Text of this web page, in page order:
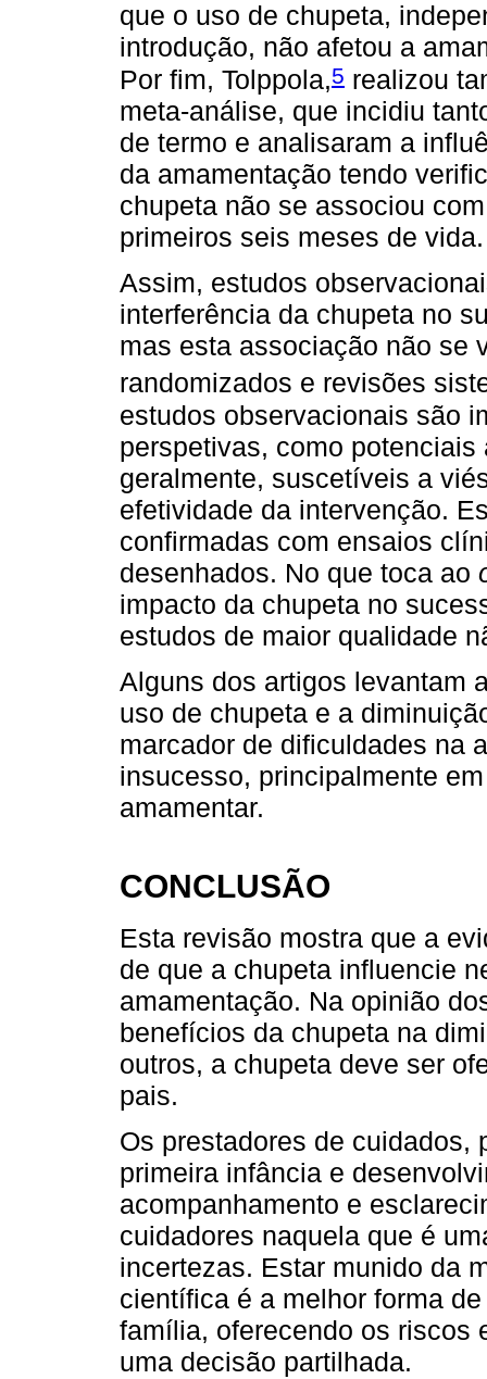
que o uso de chupeta,
introdução, não afetou a
Por fim, Tolppola,5 realizou
meta-análise, que incidiu
de termo e analisaram a
da amamentação tendo
chupeta não se associou
primeiros seis meses de vida.
Assim, estudos
interferência da chupeta no
mas esta associação não se
randomizados e revisões
estudos observacionais são
perspetivas, como
geralmente, suscetíveis a
efetividade da intervenção.
confirmadas com ensaios
desenhados. No que toca ao
impacto da chupeta no
estudos de maior qualidade
Alguns dos artigos levantam
uso de chupeta e a
marcador de dificuldades na
insucesso, principalmente
amamentar.
CONCLUSÃO
Esta revisão mostra que a
de que a chupeta influencie
amamentação. Na opinião
benefícios da chupeta na
outros, a chupeta deve ser
pais.
Os prestadores de cuidados,
primeira infância e
acompanhamento e
cuidadores naquela que é
incertezas. Estar munido da
científica é a melhor forma
família, oferecendo os riscos
uma decisão partilhada.